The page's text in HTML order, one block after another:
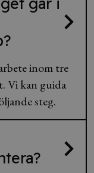
inom tre
Vi kan guida
steg.